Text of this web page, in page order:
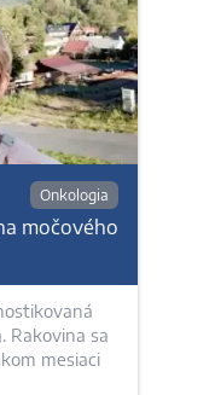
Onkologia
močového
Rakovina sa
mesiaci